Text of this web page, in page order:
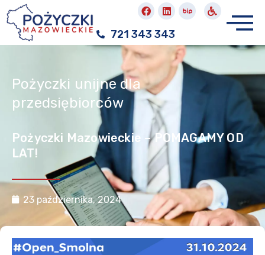
721 343 343
Pożyczki unijne dla
przedsiębiorców
Pożyczki Mazowieckie – POMAGAMY OD
LAT!
23 października, 2024